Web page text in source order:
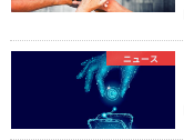
ニュース